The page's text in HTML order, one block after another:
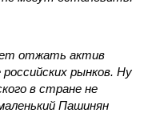
отжать актив
рынков. Ну
в стране не
Пашинян